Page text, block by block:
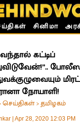
சினிமா
வந்தால் கட்டிப்
நோயாளி!
செய்திகள் >தமிழகம்
Apr 28, 2020 12:03 PM